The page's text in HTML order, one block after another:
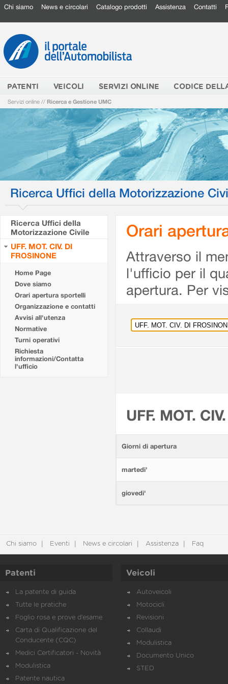
Chi siamo News e circolari Catalogo prodotti Assistenza Contatti
PATENTI VEICOLI SERVIZI ONLINE CODICE
Servizi online // Ricerca e Gestione UMC
Ricerca Uffici della Motorizzazione
Ricerca Uffici della
Motorizzazione Civile
UFF. MOT. CIV. DI
FROSINONE
Home Page
Dove siamo
Orari apertura sportelli
Organizzazione e contatti
Avvisi all'utenza
Normative
Turni operativi
Richiesta
informazioni/Contatta
l'ufficio
Orari
Attraverso il
l'ufficio per il
apertura. Per
UFF. MOT.
Giorni di apertura
martedi'
giovedi'
Chi siamo Eventi News e circolari Assistenza Faq
Patenti
La patente di guida
Tutte le pratiche
Foglio rosa e prove d’esame
Carta di Qualificazione del
Conducente (CQC)
Medici Certificatori - Novità
Modulistica
Patente nautica
Veicoli
Autoveicoli
Motocicli
Revisioni
Collaudi
Modulistica
Documento Unico
STED